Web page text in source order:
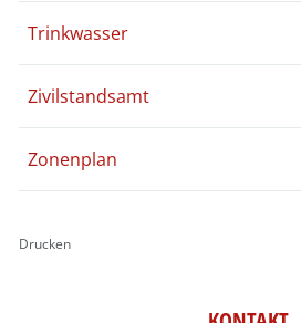
Trinkwasser
Zivilstandsamt
Zonenplan
Drucken